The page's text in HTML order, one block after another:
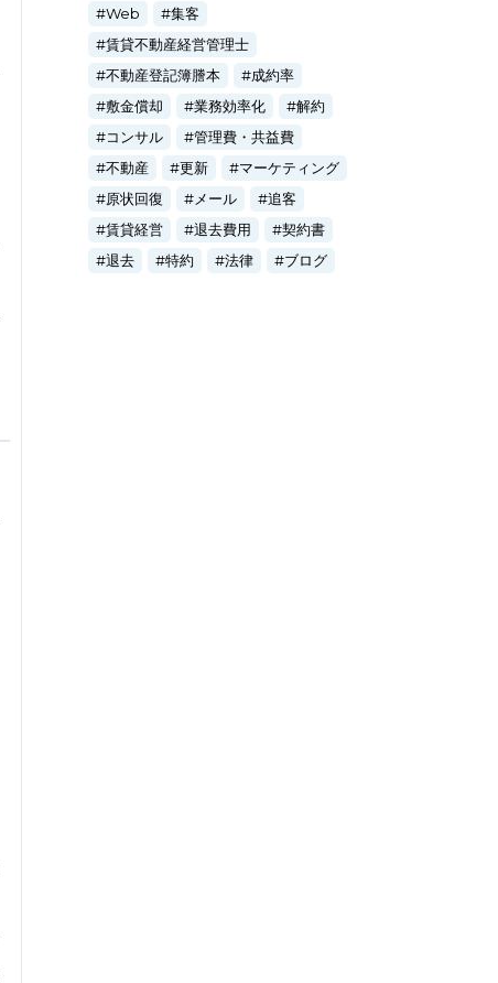
Web
集客
賃貸不動産経営管理士
不動産登記簿謄本
成約率
敷金償却
業務効率化
解約
コンサル
管理費・共益費
不動産
更新
マーケティング
原状回復
メール
追客
賃貸経営
退去費用
契約書
退去
特約 法律 ブログ